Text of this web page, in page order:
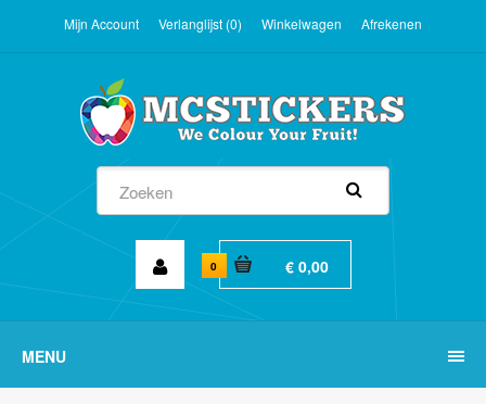
Mijn Account Verlanglijst (0) Winkelwagen Afrekenen
0 € 0,00
MENU